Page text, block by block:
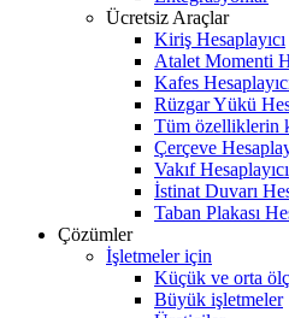
Ücretsiz Araçlar
Kiriş Hesaplayıcı
Atalet Momenti
Kafes
Rüzgar Yükü
Tüm özelliklerin
Çerçeve
Vakıf Hesaplayıcı
İstinat Duvarı
Taban Plakası
Çözümler
İşletmeler için
Küçük ve orta
Büyük işletmeler